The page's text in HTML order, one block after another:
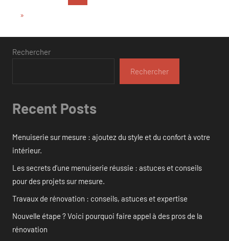
des
publications
Articles
»
Rechercher
Rechercher
Recent Posts
Menuiserie sur mesure : ajoutez du style et du confort à votre
intérieur.
Les secrets d’une menuiserie réussie : astuces et conseils
pour des projets sur mesure.
Travaux de rénovation : conseils, astuces et expertise
Nouvelle étape ? Voici pourquoi faire appel à des pros de la
rénovation